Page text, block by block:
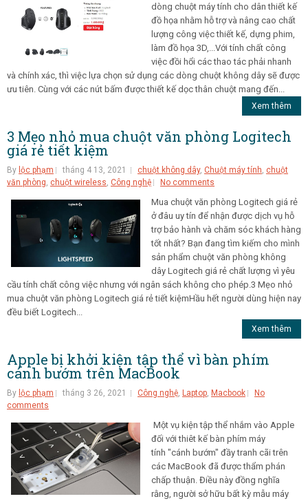
dòng chuột máy tính cho dân thiết kế
đồ họa nhằm hỗ trợ và nâng cao chất
lượng công việc thiết kế, dựng phim,
làm đồ họa 3D,...Với tính chất công
việc đồi hổi các thao tác phải nhanh
và chính xác, thì việc lựa chọn sử dụng các dòng chuột không dây sẽ được
ưu tiên. Cùng với các nút bấm được thiết kế dọc thân chuột mang đến...
Xem thêm
3 Mẹo nhỏ mua chuột văn phòng Logitech
giá rẻ tiết kiệm
By lộc phạm tháng 4 13, 2021 chuột không dây, Chuột máy tính chuột
văn phòng chuột wireless Công nghệ No comments
Mua chuột văn phòng Logitech giá rẻ
ở đâu uy tín để nhận được dịch vụ hỗ
trợ bảo hành và chăm sóc khách hàng
tốt nhất? Bạn đang tìm kiếm cho mình
sản phẩm chuột văn phòng không
dây Logitech giá rẻ chất lượng vì yêu
cầu tính chất công việc nhưng với ngân sách không cho phép.3 Mẹo nhỏ
mua chuột văn phòng Logitech giá rẻ tiết kiệmHầu hết người dùng hiện nay
đều biết Logitech...
Xem thêm
Apple bị khởi kiện tập thể vì bàn phím
cánh bướm trên MacBook
By lộc phạm tháng 3 26, 2021 Công nghệ Laptop Macbook
No
comments
Một vụ kiện tập thể nhắm vào Apple
đối với thiêt kế bàn phím máy
tính "cánh bướm" đầy tranh cãi trên
các MacBook đã được thẩm phán
chấp thuận. Điều này đồng nghĩa
rằng, người sở hữu bất kỳ mẫu máy